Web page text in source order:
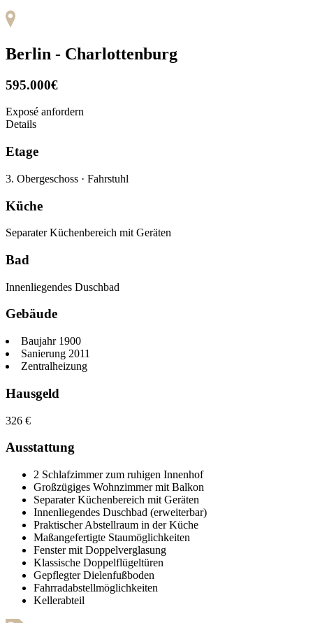
Berlin - Charlottenburg
595.000€
Exposé anfordern
Details
Etage
3. Obergeschoss · Fahrstuhl
Küche
Separater Küchenbereich mit Geräten
Bad
Innenliegendes Duschbad
Gebäude
Baujahr 1900
Sanierung 2011
Zentralheizung
Hausgeld
326 €
Ausstattung
2 Schlafzimmer zum ruhigen Innenhof
Großzügiges Wohnzimmer mit Balkon
Separater Küchenbereich mit Geräten
Innenliegendes Duschbad (erweiterbar)
Praktischer Abstellraum in der Küche
Maßangefertigte Staumöglichkeiten
Fenster mit Doppelverglasung
Klassische Doppelflügeltüren
Gepflegter Dielenfußboden
Fahrradabstellmöglichkeiten
Kellerabteil